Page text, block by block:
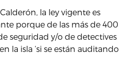
la ley vigente es
porque de las más de 400
seguridad y/o de detectives
la isla ‘si se están auditando